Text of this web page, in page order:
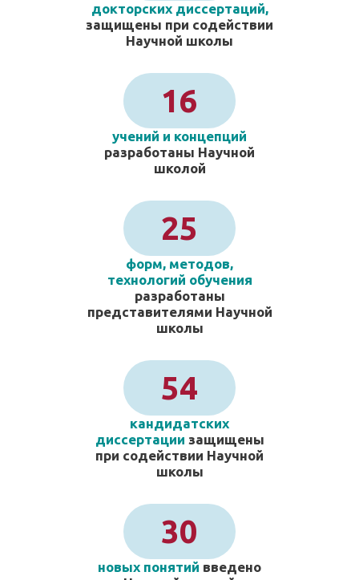
докторских диссертаций,
защищены при содействии
Научной школы
16
учений и концепций
разработаны Научной
школой
25
форм, методов,
технологий обучения
разработаны
представителями Научной
школы
54
кандидатских
диссертации защищены
при содействии Научной
школы
30
новых понятий введено